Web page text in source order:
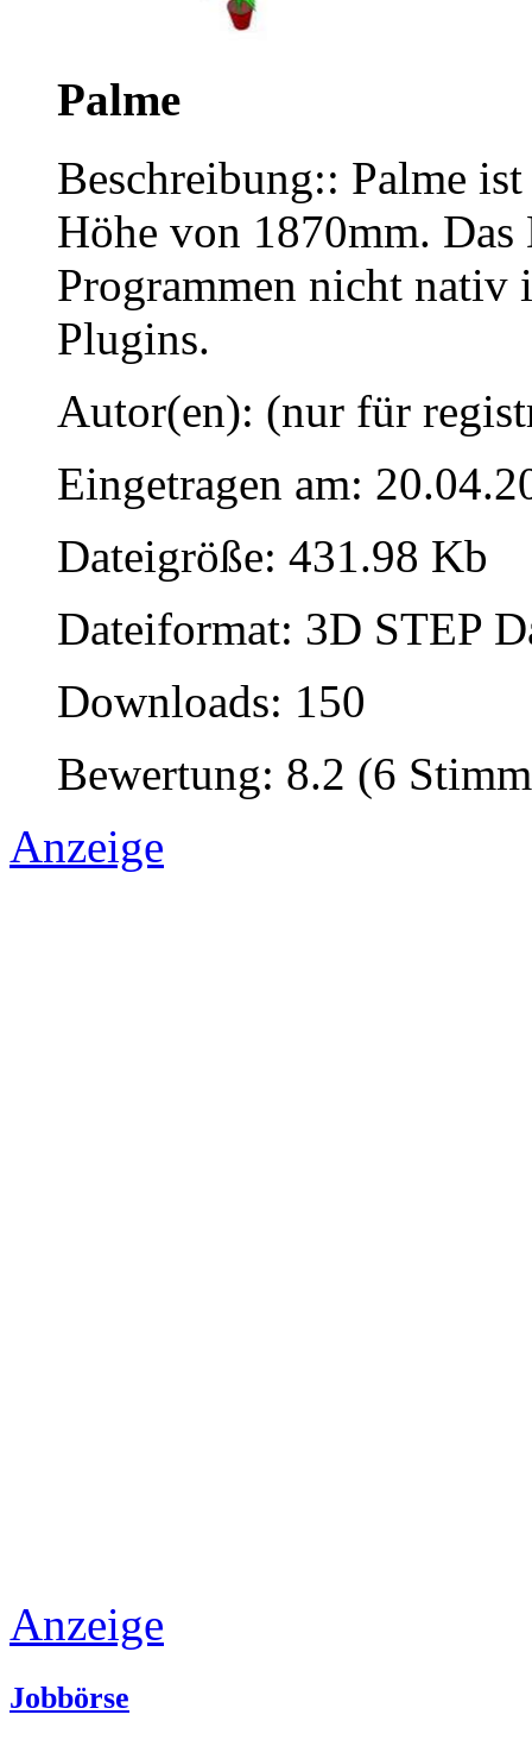
Palme
Beschreibung:: Palme
Höhe von 1870mm.
Programmen nicht nativ
Plugins.
Autor(en): (nur für
Eingetragen am:
Dateigröße: 431.98 Kb
Dateiformat: 3D STEP
Downloads: 150
Bewertung: 8.2 (6
Anzeige
Anzeige
Jobbörse